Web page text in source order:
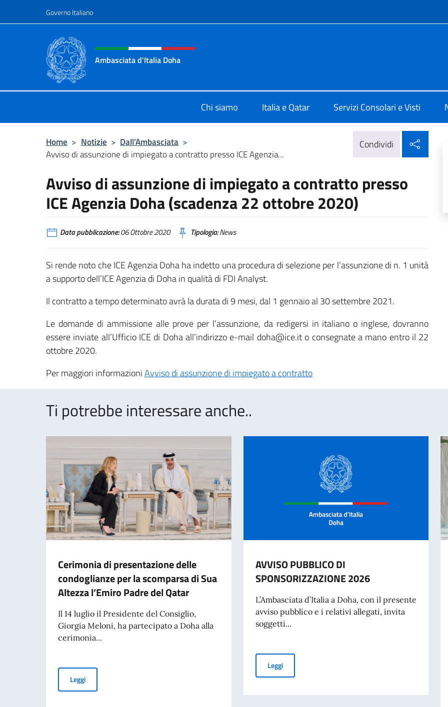
Governo Italiano
Intestazione sito, social e menù
Ambasciata d'Italia Doha
Chi siamo Italia e Qatar Servizi Consolari e Visti
Home > Notizie > Dall’Ambasciata >
Avviso di assunzione di impiegato a contratto presso ICE Agenzia...
Condividi
Avviso di assunzione di impiegato a contratto presso
ICE Agenzia Doha (scadenza 22 ottobre 2020)
Data pubblicazione:06 Ottobre 2020 Tipologia:News
Si rende noto che ICE Agenzia Doha ha indetto una procedura di selezione per l’assunzione di n. 1 unità
a supporto dell’ICE Agenzia di Doha in qualità di FDI Analyst.
Il contratto a tempo determinato avrà la durata di 9 mesi, dal 1 gennaio al 30 settembre 2021.
Le domande di ammissione alle prove per l’assunzione, da redigersi in italiano o inglese, dovranno
essere inviate all’Ufficio ICE di Doha all’indirizzo e-mail doha@ice.it o consegnate a mano entro il 22
ottobre 2020.
Per maggiori informazioniAvviso di assunzione di impiegato a contratto
Ti potrebbe interessare anche..
Cerimonia di presentazione delle
condoglianze per la scomparsa di Sua
Altezza l’Emiro Padre del Qatar
Il 14 luglio il Presidente del Consiglio,
Giorgia Meloni, ha partecipato a Doha alla
cerimonia...
LeggiCerimonia di presentazione delle condoglianze per la scomparsa di Sua Altezza l’Emiro Padre del Qatar
AVVISO PUBBLICO DI
SPONSORIZZAZIONE 2026
L’Ambasciata d’Italia a Doha, con il presente
avviso pubblico e i relativi allegati, invita
soggetti...
LeggiAVVISO PUBBLICO DI SPONSORIZZAZIONE 2026